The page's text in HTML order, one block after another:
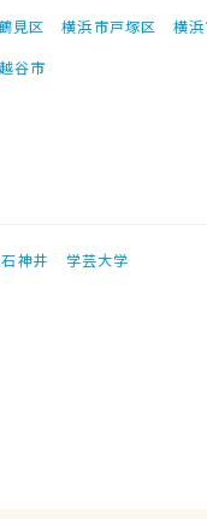
見区 横浜市戸塚区
横
越谷市
石神井
学芸大学